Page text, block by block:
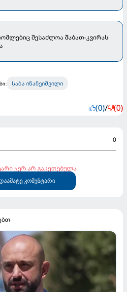
შესაძლოა შაბათ-კვირას
საბა ინანეიშვილი
(0)/ (0)
0
ჯერ არ გაკეთებულა
კომენტარი